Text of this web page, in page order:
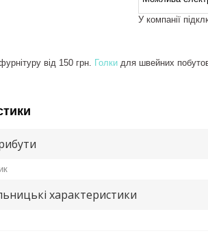
У компанії
від 150 грн. Голки для швейних
характеристики